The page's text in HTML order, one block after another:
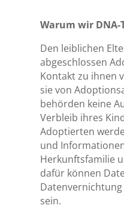
Warum wir DNA-
Den leiblichen
abgeschlossen
Kontakt zu ihnen
sie von
behörden keine
Verbleib ihres
Adoptierten
und
Herkunftsfamilie
dafür können
sein.